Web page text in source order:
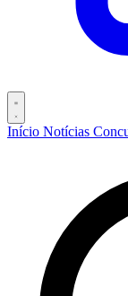
Início Notícias